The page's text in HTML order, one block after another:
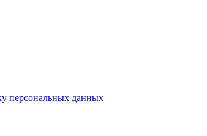
персональных данных